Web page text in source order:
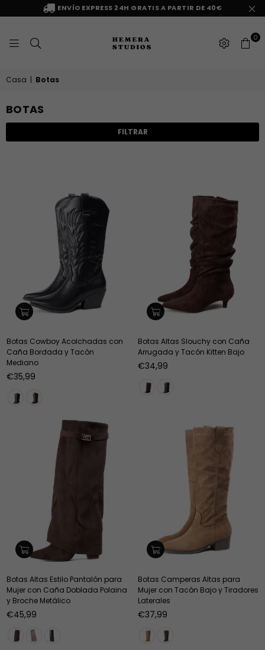
ENVÍO EXPRESS 24H GRATIS A PARTIR DE 40€
0
Casa | Botas
BOTAS
FILTRAR
Botas Cowboy Acolchadas con
Caña Bordada y Tacón
Mediano
Precio
€35,99
Botas Altas Slouchy con Caña
Arrugada y Tacón Kitten Bajo
Precio
€34,99
Botas Altas Estilo Pantalón para
Mujer con Caña Doblada Polaina
y Broche Metálico
Precio
€45,99
Botas Camperas Altas para
Mujer con Tacón Bajo y Tiradores
Laterales
Precio
€37,99